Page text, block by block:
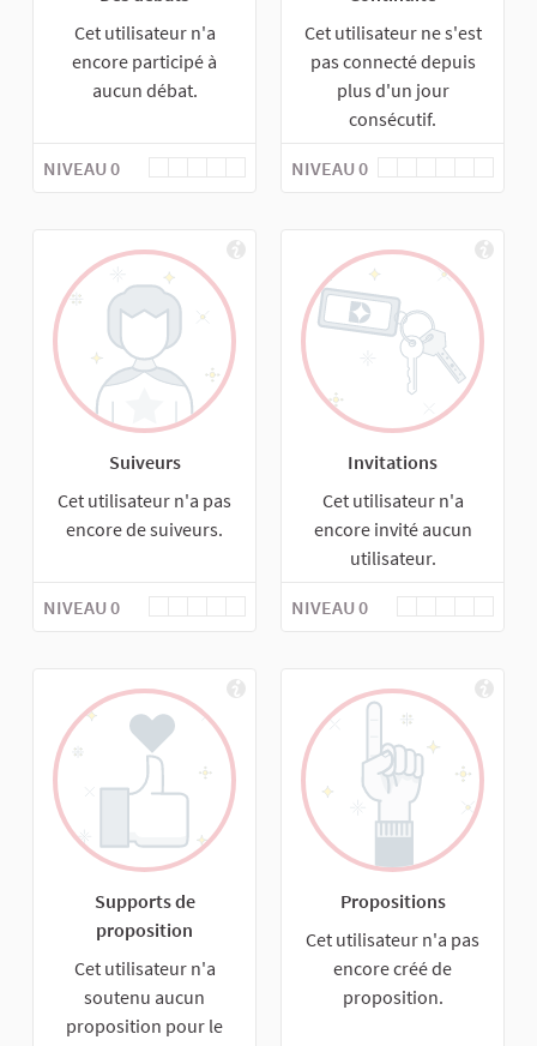
Cet utilisateur n'a
encore participé à
aucun débat.
NIVEAU 0
Cet utilisateur ne s'est
pas connecté depuis
plus d'un jour
consécutif.
NIVEAU 0
Suiveurs
Cet utilisateur n'a pas
encore de suiveurs.
NIVEAU 0
Invitations
Cet utilisateur n'a
encore invité aucun
utilisateur.
NIVEAU 0
Supports de
proposition
Cet utilisateur n'a
soutenu aucun
proposition pour le
Propositions
Cet utilisateur n'a pas
encore créé de
proposition.